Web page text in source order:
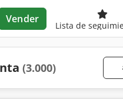
Vender
Lista de
(3.000)